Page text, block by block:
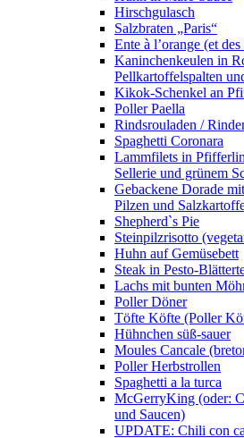
Hirschgulasch
Salzbraten „Paris“
Ente à l’orange (et
Kaninchenkeulen in
Pellkartoffelspalten
Kikok-Schenkel an
Poller Paella
Rindsrouladen /
Spaghetti Coronara
Lammfilets in
Sellerie und grünem
Gebackene Dorade
Pilzen und
Shepherd`s Pie
Steinpilzrisotto
Huhn auf Gemüsebett
Steak in Pesto-
Lachs mit bunten
Poller Döner
Töfte Köfte (Poller
Hühnchen süß-sauer
Moules Cancale
Poller Herbstrollen
Spaghetti a la turca
McGerryKing (oder:
und Saucen)
UPDATE: Chili con